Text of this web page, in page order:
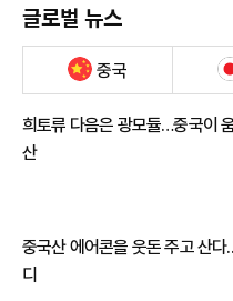
글로벌 뉴스
중국
희토류 다음은 광모듈…중국이
산
중국산 에어콘을 웃돈 주고 산다
디